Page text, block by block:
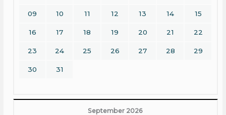
09 10 11 12 13 14 15
16 17 18 19 20 21 22
23 24 25 26 27 28 29
30 31
September 2026